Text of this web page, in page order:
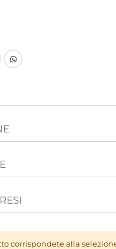
corrispondete alla